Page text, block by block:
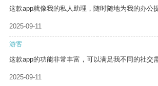
这款app就像我的私人助理，随时随地为我的办公
2025-09-11
游客
这款app的功能非常丰富，可以满足我不同的社交需
2025-09-11